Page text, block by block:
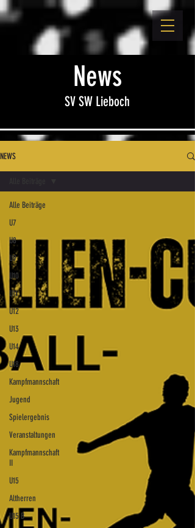
News
SV SW Lieboch
NEWS
Alle Beiträge
U7
U8
U9
U10
U11
U12
U13
U14
U18
Kampfmannschaft
Jugend
Spielergebnis
Veranstaltungen
Kampfmannschaft
II
U15
Altherren
U15 B